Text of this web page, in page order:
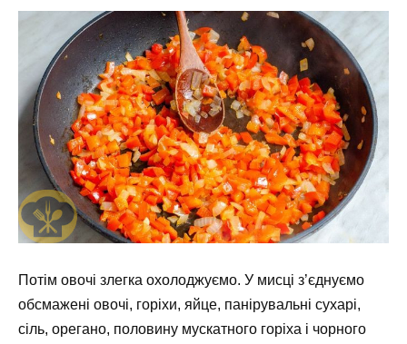
Потім овочі злегка охолоджуємо. У мисці з’єднуємо
обсмажені овочі, горіхи, яйце, панірувальні сухарі,
сіль, орегано, половину мускатного горіха і чорного